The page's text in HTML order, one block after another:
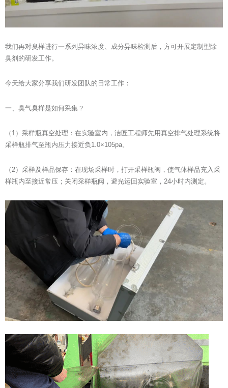
我们再对臭样进行一系列异味浓度、成分异味检测后，方可开展定制型除
臭剂的研发工作。
今天给大家分享我们研发团队的日常工作：
一、臭气臭样是如何采集？
（1）采样瓶真空处理：在实验室内，洁匠工程师先用真空排气处理系统将
采样瓶排气至瓶内压力接近负1.0×105pa。
（2）采样及样品保存：在现场采样时，打开采样瓶阀，使气体样品充入采
样瓶内至接近常压；关闭采样瓶阀，避光运回实验室，24小时内测定。